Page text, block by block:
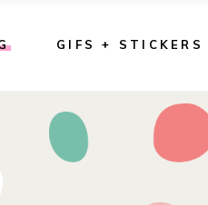
GIFS + STICKERS